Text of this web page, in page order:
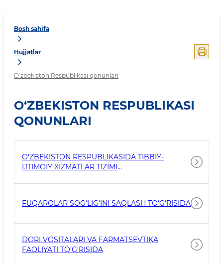
Bosh sahifa
Hujjatlar
O‘zbekiston Respublikasi qonunlari
O‘ZBEKISTON RESPUBLIKASI
QONUNLARI
O‘ZBEKISTON RESPUBLIKASIDA TIBBIY-
IJTIMOIY XIZMATLAR TIZIMI
O‘ZBEKISTON RESPUBLIKASINING AYRIM
KIRITISH TO‘G‘RISIDA
FUQAROLAR SOG‘LIG‘INI SAQLASH TO‘G‘RISIDA
DORI VOSITALARI VA FARMATSEVTIKA
FAOLIYATI TO‘G‘RISIDA